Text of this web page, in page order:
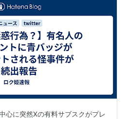
心に突然Xの有料サブスクがプレ